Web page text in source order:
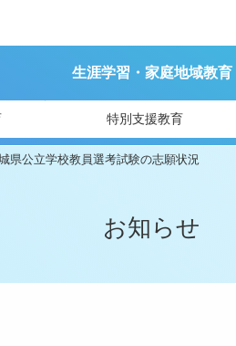
生涯学習・家庭地域教育
特別支援教育
県公立学校教員選考試験の志願状況
お知らせ